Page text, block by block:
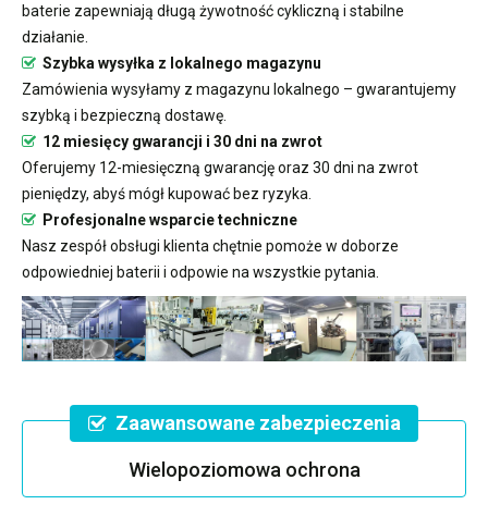
baterie zapewniają długą żywotność cykliczną i stabilne
działanie.
Szybka wysyłka z lokalnego magazynu
Zamówienia wysyłamy z magazynu lokalnego – gwarantujemy
szybką i bezpieczną dostawę.
12 miesięcy gwarancji i 30 dni na zwrot
Oferujemy 12-miesięczną gwarancję oraz 30 dni na zwrot
pieniędzy, abyś mógł kupować bez ryzyka.
Profesjonalne wsparcie techniczne
Nasz zespół obsługi klienta chętnie pomoże w doborze
odpowiedniej baterii i odpowie na wszystkie pytania.
Zaawansowane zabezpieczenia
Wielopoziomowa ochrona